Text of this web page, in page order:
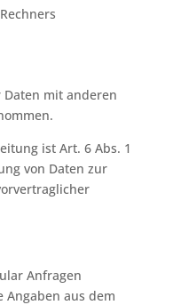
mit anderen
ist Art. 6 Abs. 1
von Daten zur
Anfragen
Angaben aus dem